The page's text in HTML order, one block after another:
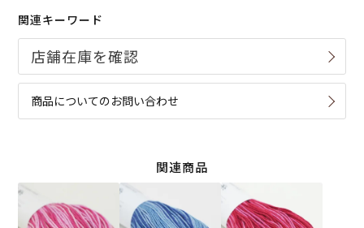
関連キーワード
商品についてのお問い合わせ
関連商品